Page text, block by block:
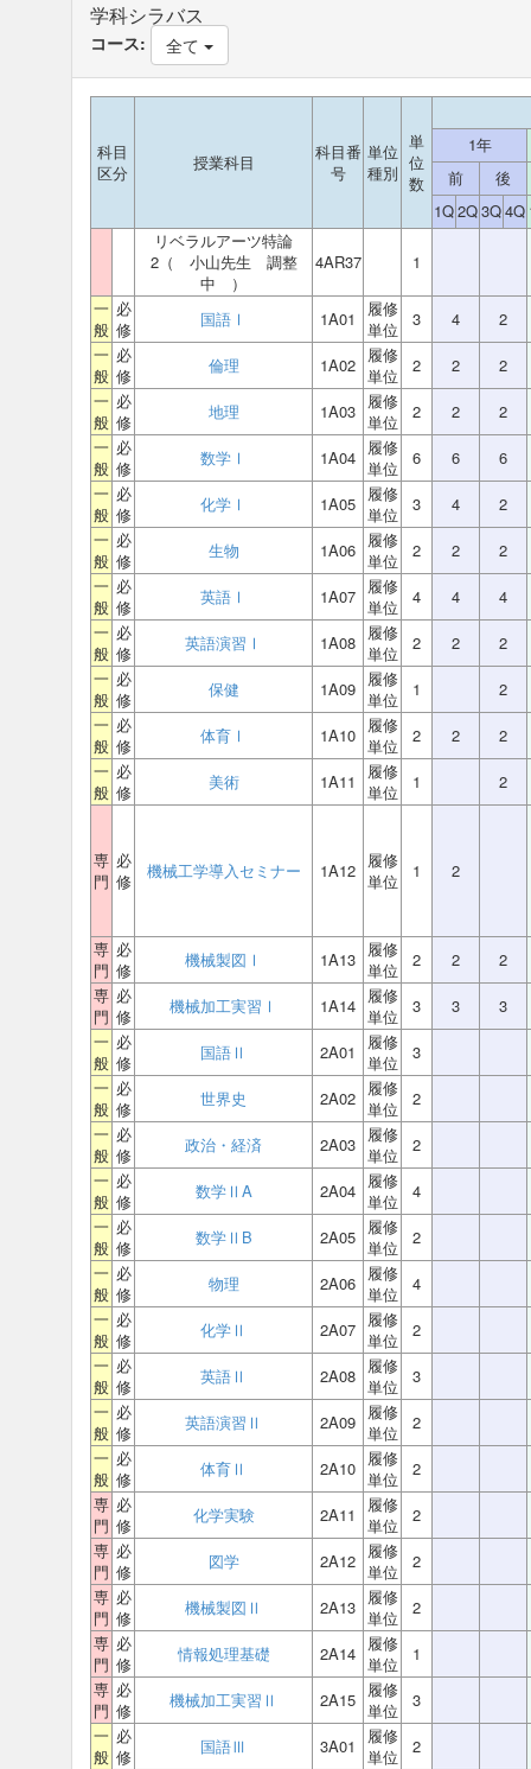
学科シラバス
コース: 全て
科目
区分
授業科目
科目番
号
単位
種別
単
位
数
1年
前
後
1Q2Q3Q4Q
リベラルアーツ特論
2（ 小山先生 調整
中 ）
4AR37 1
一
般
必
修
国語Ⅰ 1A01
履修
単位
3 4
2
一
般
必
修
倫理 1A02 履修
単位
2 2
2
一
般
必
修
地理 1A03 履修
単位
2 2
2
一
般
必
修
数学Ⅰ 1A04 履修
単位
6 6
6
一
般
必
修
化学Ⅰ 1A05 履修
単位
3 4
2
一
般
必
修
生物 1A06 履修
単位
2 2
2
一
般
必
修
英語Ⅰ 1A07 履修
単位
4 4
4
一
般
必
修
英語演習Ⅰ 1A08 履修
単位
2 2
2
一
般
必
修
保健 1A09 履修
単位
1
2
一
般
必
修
体育Ⅰ 1A10 履修
単位
2 2
2
一
般
必
修
美術 1A11
履修
単位
1 2
専
門
必
修
機械工学導入セミナー 1A12 履修
単位
1 2
専
門
必
修
機械製図Ⅰ 1A13 履修
単位
2 2
2
専
門
必
修
機械加工実習Ⅰ 1A14 履修
単位
3 3
3
一
般
必
修
国語Ⅱ 2A01
履修
単位
3
一
般
必
修
世界史 2A02 履修
単位
2
一
般
必
修
政治・経済 2A03 履修
単位
2
一
般
必
修
数学ⅡA 2A04 履修
単位
4
一
般
必
修
数学ⅡB 2A05 履修
単位
2
一
般
必
修
物理 2A06 履修
単位
4
一
般
必
修
化学Ⅱ 2A07 履修
単位
2
一
般
必
修
英語Ⅱ 2A08 履修
単位
3
一
般
必
修
英語演習Ⅱ 2A09 履修
単位
2
一
般
必
修
体育Ⅱ 2A10 履修
単位
2
専
門
必
修
化学実験 2A11
履修
単位
2
専
門
必
修
図学 2A12 履修
単位
2
専
門
必
修
機械製図Ⅱ 2A13 履修
単位
2
専
門
必
修
情報処理基礎 2A14 履修
単位
1
専
門
必
修
機械加工実習Ⅱ 2A15 履修
単位
3
一
般
必
修
国語Ⅲ 3A01
履修
単位
2